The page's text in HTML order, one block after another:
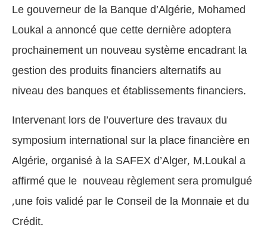
Le gouverneur de la Banque d’Algérie, Mohamed
Loukal a annoncé que cette dernière adoptera
prochainement un nouveau système encadrant la
gestion des produits financiers alternatifs au
niveau des banques et établissements financiers.
Intervenant lors de l’ouverture des travaux du
symposium international sur la place financière en
Algérie, organisé à la SAFEX d’Alger, M.Loukal a
affirmé que le nouveau règlement sera promulgué
,une fois validé par le Conseil de la Monnaie et du
Crédit.